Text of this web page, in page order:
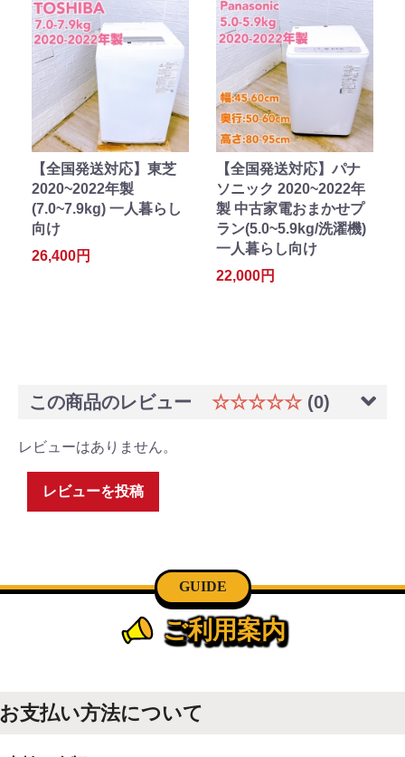
【全国発送対応】東芝
2020~2022年製
(7.0~7.9kg) 一人暮らし
向け
26,400円
【全国発送対応】パナ
ソニック 2020~2022年
製 中古家電おまかせプ
ラン(5.0~5.9kg/洗濯機)
一人暮らし向け
22,000円
この商品のレビュー ☆☆☆☆☆ (0)
レビューはありません。
レビューを投稿
GUIDE
ご利用案内
お支払い方法について